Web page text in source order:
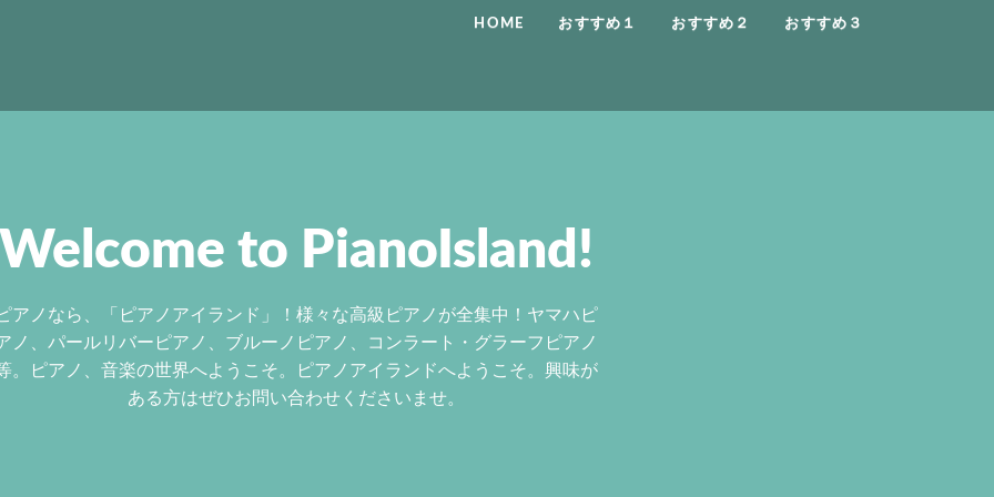
HOME おすすめ１ おすすめ２ おすすめ３
Welcome to PianoIsland!
ピアノなら、「ピアノアイランド」！様々な高級ピアノが全集中！ヤマハピ
ノ、パールリバーピアノ、ブルーノピアノ、コンラート・グラーフピアノ
。ピアノ、音楽の世界へようこそ。ピアノアイランドへようこそ。興味が
ある方はぜひお問い合わせくださいませ。